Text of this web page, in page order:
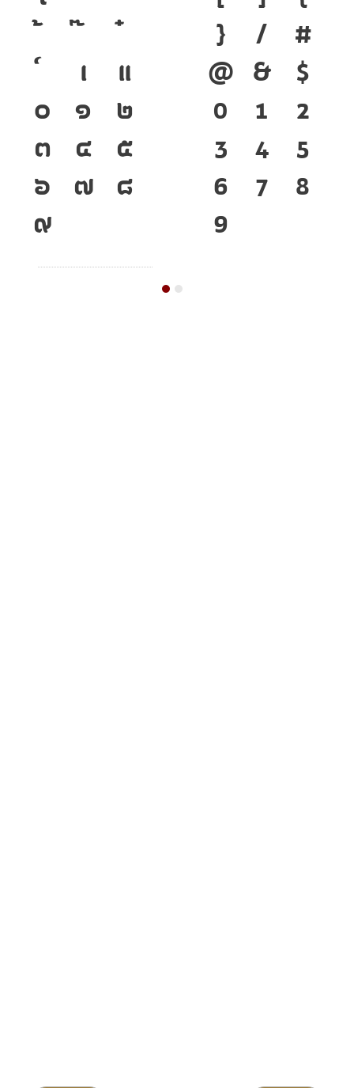
เ
แ
๐
๑
๒
๓
๔
๕
๖
๗
๘
๙
}
/
#
@ &
$
0
1
2
3
4
5
6
7
8
9